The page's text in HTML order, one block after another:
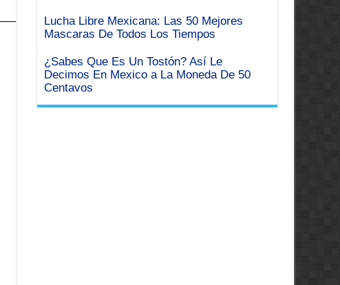
Lucha Libre Mexicana: Las 50 Mejores
Mascaras De Todos Los Tiempos
¿Sabes Que Es Un Tostón? Así Le
Decimos En Mexico a La Moneda De 50
Centavos